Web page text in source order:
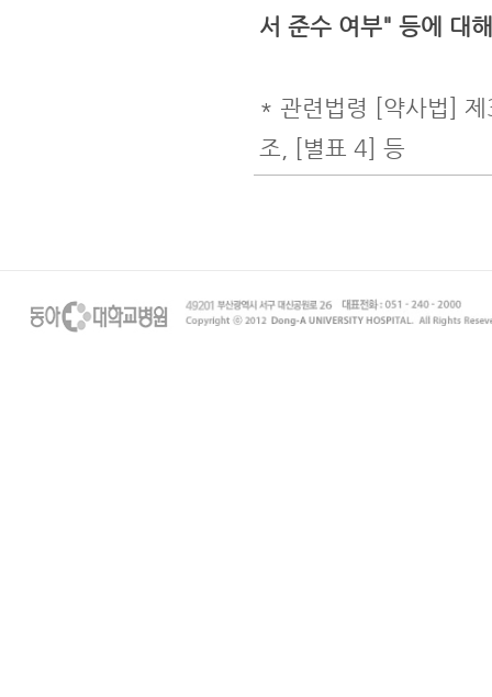
서 준수 여부" 등에 대
* 관련법령 [약사법]
조, [별표 4] 등